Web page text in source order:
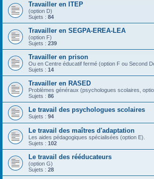
Travailler en ITEP
(option D)
Sujets : 84
Travailler en SEGPA-EREA-LEA
(option F)
Sujets : 239
Travailler en prison
Ou en Centre éducatif fermé (option F ou Second
Sujets : 14
Travailler en RASED
Problèmes généraux (psychologues scolaires,
Sujets : 86
Le travail des psychologues scolaires
Sujets : 94
Le travail des maîtres d'adaptation
Les aides pédagogiques spécialisées (option E).
Sujets : 102
Le travail des rééducateurs
(option G)
Sujets : 28